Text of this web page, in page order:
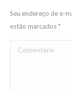
Seu endereço de e-
estão marcados*
Comentário